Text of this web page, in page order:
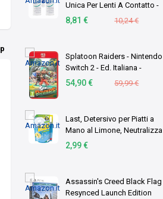
Unica Per Lenti A Contatto -
Duopack 2 X 360 ml
8,81 € 10,24 €
Splatoon Raiders - Nintendo
Switch 2 - Ed. Italiana -
Versione su scheda
54,90 € 59,99 €
Last, Detersivo per Piatti a
Mano al Limone, Neutralizza
gli Odori, Azione
2,99 €
Assassin's Creed Black Flag
Resynced Launch Edition